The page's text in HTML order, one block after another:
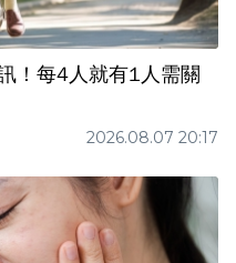
！每4人就有1人需關
2026.08.07 20:17